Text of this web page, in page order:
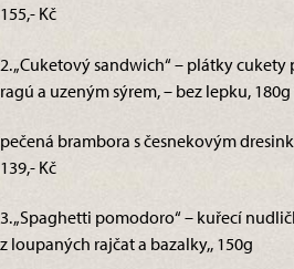
155,- Kč
2. „Cuketový sandwich“ – plátky
ragú a uzeným sýrem, – bez lepku, 180g
pečená brambora s česnekovým
139,- Kč
3. „Spaghetti pomodoro“ – kuřecí
z loupaných rajčat a bazalky,, 150g